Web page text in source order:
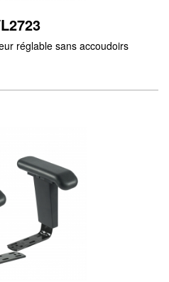
réglable sans accoudoirs